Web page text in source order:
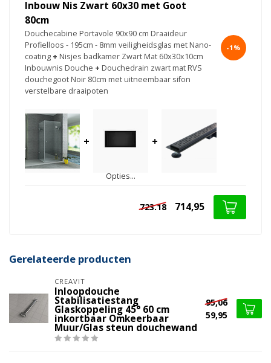
Inbouw Nis Zwart 60x30 met Goot
80cm
Douchecabine Portavole 90x90 cm Draaideur
Profielloos - 195cm - 8mm veiligheidsglas met Nano-
coating + Nisjes badkamer Zwart Mat 60x30x10cm
Inbouwnis Douche + Douchedrain zwart mat RVS
douchegoot Noir 80cm met uitneembaar sifon
verstelbare draaipoten
-1%
+
Opties...
+
723.18 714,95
Gerelateerde producten
CREAVIT
Inloopdouche
Stabilisatiestang
Glaskoppeling 45° 60 cm
inkortbaar Omkeerbaar
Muur/Glas steun douchewand
95,06
59,95